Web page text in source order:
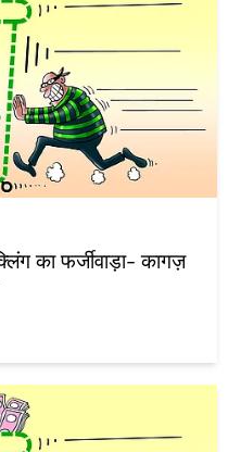
का फर्जीवाड़ा- कागज़